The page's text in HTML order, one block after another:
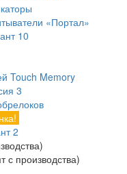
«Портал»
10
Touch Memory
3
2
с производства)